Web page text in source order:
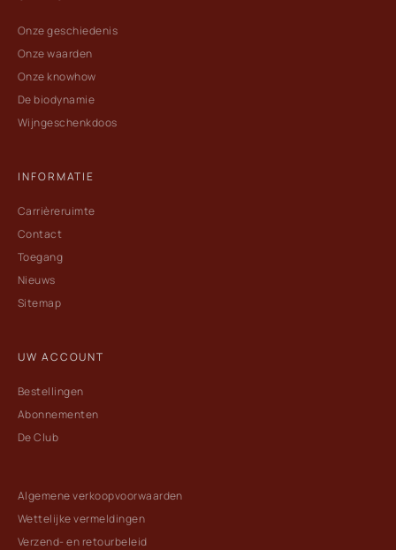
Onze geschiedenis
Onze waarden
Onze knowhow
De biodynamie
Wijngeschenkdoos
INFORMATIE
Carrièreruimte
Contact
Toegang
Nieuws
Sitemap
UW ACCOUNT
Bestellingen
Abonnementen
De Club
Algemene verkoopvoorwaarden
Wettelijke vermeldingen
Verzend- en retourbeleid